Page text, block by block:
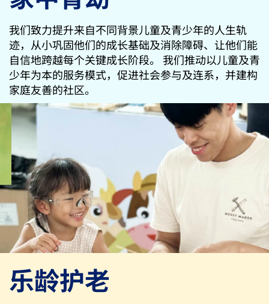
我们致力提升来自不同背景儿童及青少年的人生轨
迹，从小巩固他们的成长基础及消除障碍、让他们能
自信地跨越每个关键成长阶段。 我们推动以儿童及青
少年为本的服务模式，促进社会参与及连系，并建构
家庭友善的社区。
乐龄护老